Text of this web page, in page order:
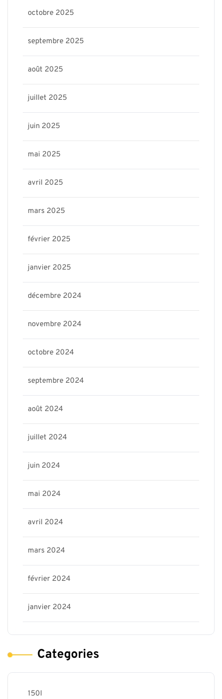
octobre 2025
septembre 2025
août 2025
juillet 2025
juin 2025
mai 2025
avril 2025
mars 2025
février 2025
janvier 2025
décembre 2024
novembre 2024
octobre 2024
septembre 2024
août 2024
juillet 2024
juin 2024
mai 2024
avril 2024
mars 2024
février 2024
janvier 2024
Categories
150l